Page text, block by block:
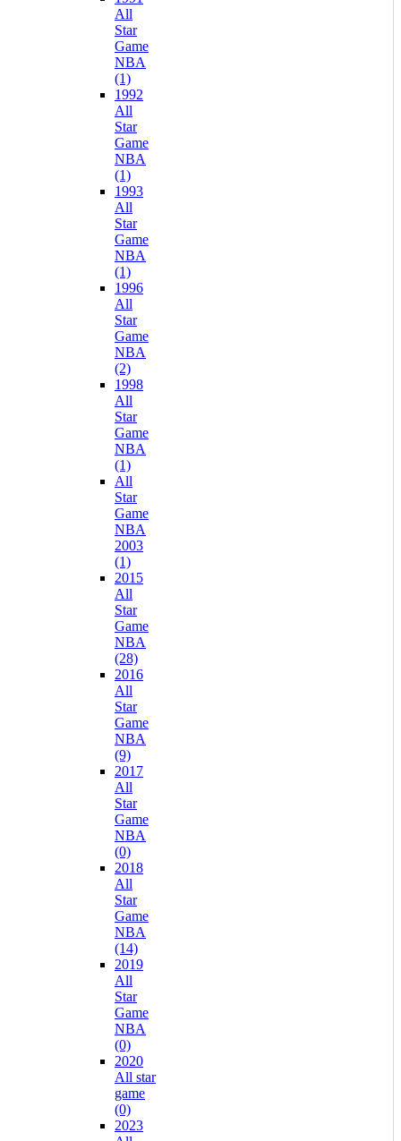
All
Star
Game
NBA
(1)
1992
All
Star
Game
NBA
(1)
1993
All
Star
Game
NBA
(1)
1996
All
Star
Game
NBA
(2)
1998
All
Star
Game
NBA
(1)
All
Star
Game
NBA
2003
(1)
2015
All
Star
Game
NBA
(28)
2016
All
Star
Game
NBA
(9)
2017
All
Star
Game
NBA
(0)
2018
All
Star
Game
NBA
(14)
2019
All
Star
Game
NBA
(0)
2020
All star
game
(0)
2023